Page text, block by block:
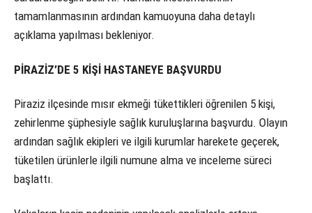
tamamlanmasının ardından kamuoyuna daha detaylı
açıklama yapılması bekleniyor.
PİRAZİZ’DE 5 KİŞİ HASTANEYE BAŞVURDU
Piraziz ilçesinde mısır ekmeği tükettikleri öğrenilen 5 kişi,
zehirlenme şüphesiyle sağlık kuruluşlarına başvurdu. Olayın
ardından sağlık ekipleri ve ilgili kurumlar harekete geçerek,
tüketilen ürünlerle ilgili numune alma ve inceleme süreci
başlattı.